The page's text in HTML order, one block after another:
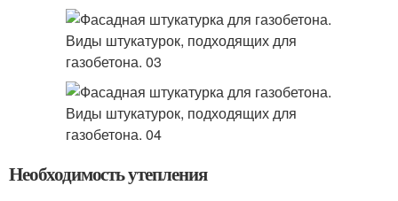
Необходимость утепления